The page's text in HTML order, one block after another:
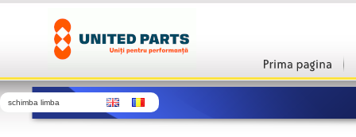
schimba limba